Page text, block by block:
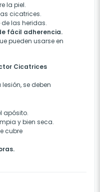
la piel.
cicatrices.
las heridas.
fácil adherencia.
pueden usarse en
Cicatrices
se deben
apósito.
y bien seca.
cubre